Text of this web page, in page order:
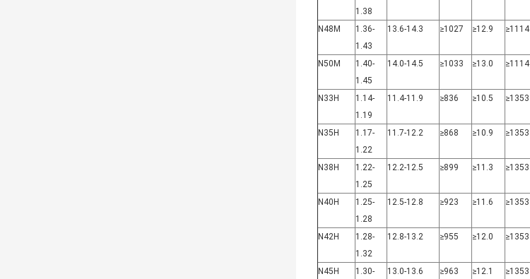
1.38
N48M
1.36-
1.43
13.6-14.3 ≥1027 ≥12.9 ≥1114
N50M
1.40-
1.45
14.0-14.5 ≥1033 ≥13.0 ≥1114
N33H
1.14-
1.19
11.4-11.9 ≥836 ≥10.5 ≥1353
N35H
1.17-
1.22
11.7-12.2 ≥868 ≥10.9 ≥1353
N38H
1.22-
1.25
12.2-12.5 ≥899 ≥11.3 ≥1353
N40H
1.25-
1.28
12.5-12.8 ≥923 ≥11.6 ≥1353
N42H
1.28-
1.32
12.8-13.2 ≥955 ≥12.0 ≥1353
N45H 1.30- 13.0-13.6 ≥963 ≥12.1 ≥1353